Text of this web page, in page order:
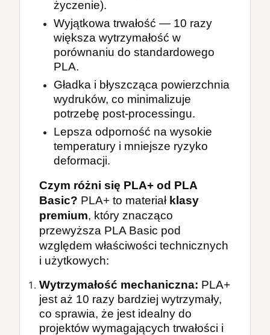
życzenie).
Wyjątkowa trwałość — 10 razy
większa wytrzymałość w
porównaniu do standardowego
PLA.
Gładka i błyszcząca powierzchnia
wydruków, co minimalizuje
potrzebę post-processingu.
Lepsza odporność na wysokie
temperatury i mniejsze ryzyko
deformacji.
Czym różni się PLA+ od PLA
Basic? PLA+ to materiał klasy
premium, który znacząco
przewyższa PLA Basic pod
względem właściwości technicznych
i użytkowych:
Wytrzymałość mechaniczna: PLA+
jest aż 10 razy bardziej wytrzymały,
co sprawia, że jest idealny do
projektów wymagających trwałości i